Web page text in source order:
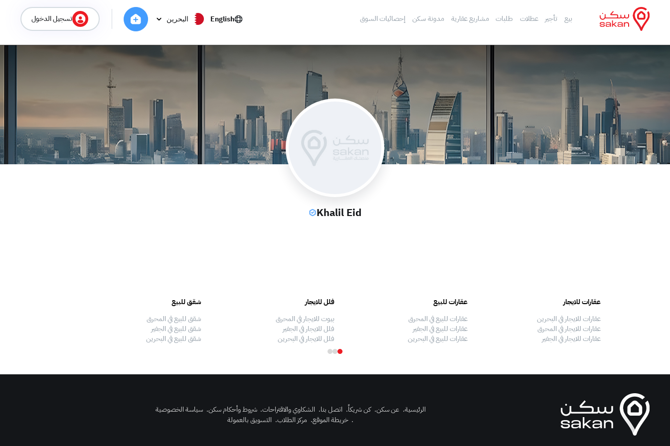
بيع تأجير عطلات طلبات مشاريع عقارية مدونة سكن إحصائيات السوق English البحرين تسجيل الدخول
Khalil Eid
عقارات للايجار
عقارات للايجار في البحرين
عقارات للايجار في المحرق
عقارات للايجار في الجفير
عقارات للبيع
عقارات للبيع في المحرق
عقارات للبيع في الجفير
عقارات للبيع في البحرين
فلل للايجار
بيوت للايجار في المحرق
فلل للايجار في الجفير
فلل للايجار في البحرين
شقق للبيع
شقق للبيع في المحرق
شقق للبيع في الجفير
شقق للبيع في البحرين
الرئيسية. عن سكن. كن شريكاً. اتصل بنا. الشكاوي والاقتراحات. شروط وأحكام سكن. سياسة الخصوصية
. خريطة الموقع. مركز الطلاب. التسويق بالعمولة